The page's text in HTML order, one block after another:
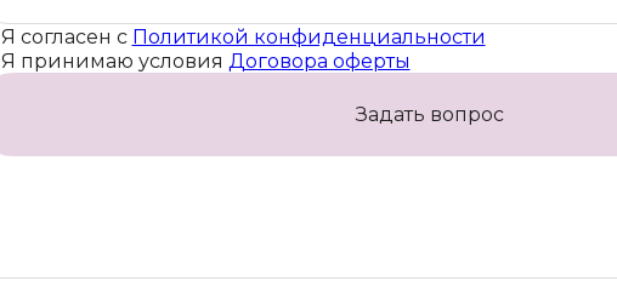
Я согласен с Политикой конфиденциальности
Я принимаю условия Договора оферты
Задать вопрос